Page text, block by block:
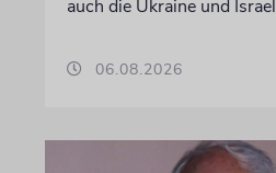
auch die Ukraine und Israel
06.08.2026